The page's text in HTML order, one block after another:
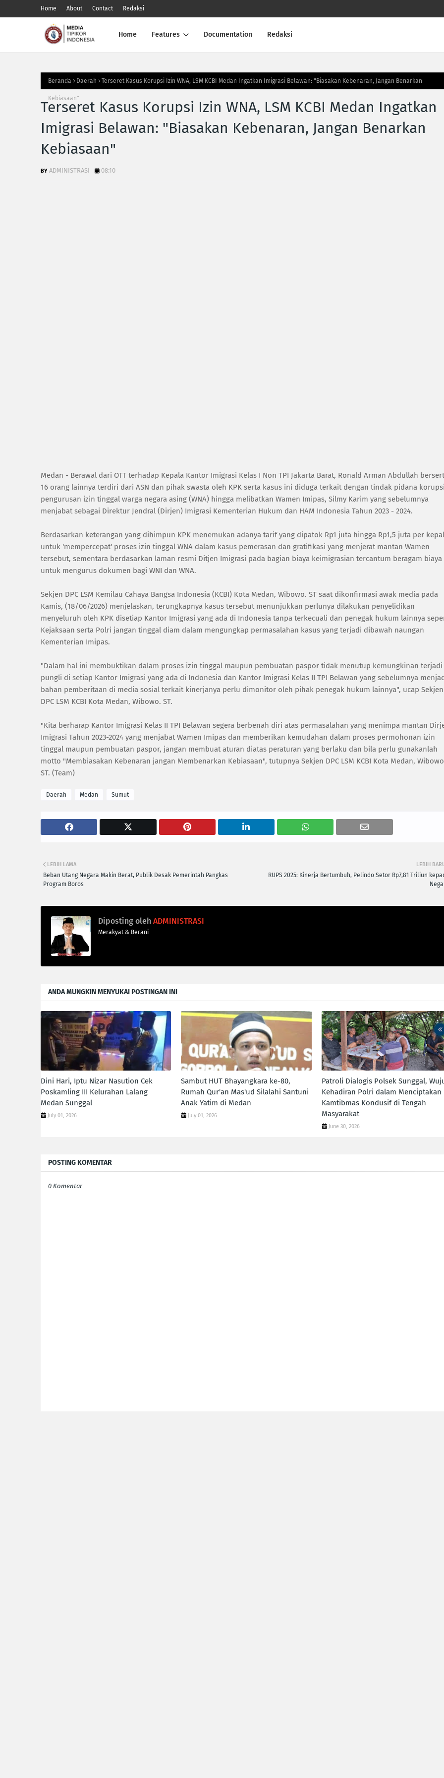
Home About Contact Redaksi
Home Features Documentation Redaksi
Beranda Daerah Terseret Kasus Korupsi Izin WNA, LSM KCBI Medan Ingatkan Imigrasi Belawan: "Biasakan Kebenaran, Jangan Benarkan
Kebiasaan"
Terseret Kasus Korupsi Izin WNA, LSM KCBI Medan Ingatkan
Imigrasi Belawan: "Biasakan Kebenaran, Jangan Benarkan
Kebiasaan"
ADMINISTRASI 08:10
Medan - Berawal dari OTT terhadap Kepala Kantor Imigrasi Kelas I Non TPI Jakarta Barat, Ronald Arman Abdullah
16 orang lainnya terdiri dari ASN dan pihak swasta oleh KPK serta kasus ini diduga terkait dengan tindak pidana
pengurusan izin tinggal warga negara asing (WNA) hingga melibatkan Wamen Imipas, Silmy Karim yang sebelumnya
menjabat sebagai Direktur Jendral (Dirjen) Imigrasi Kementerian Hukum dan HAM Indonesia Tahun 2023 - 2024.
‎Berdasarkan keterangan yang dihimpun KPK menemukan adanya tarif yang dipatok Rp1 juta hingga Rp1,5 juta per
untuk 'mempercepat' proses izin tinggal WNA dalam kasus pemerasan dan gratifikasi yang menjerat mantan Wamen
tersebut, sementara berdasarkan laman resmi Ditjen Imigrasi pada bagian biaya keimigrasian tercantum beragam biaya
untuk mengurus dokumen bagi WNI dan WNA.
‎Sekjen DPC LSM Kemilau Cahaya Bangsa Indonesia (KCBI) Kota Medan, Wibowo. ST saat dikonfirmasi awak media pada
Kamis, (18/06/2026) menjelaskan, terungkapnya kasus tersebut menunjukkan perlunya dilakukan penyelidikan
menyeluruh oleh KPK disetiap Kantor Imigrasi yang ada di Indonesia tanpa terkecuali dan penegak hukum lainnya
Kejaksaan serta Polri jangan tinggal diam dalam mengungkap permasalahan kasus yang terjadi dibawah naungan
Kementerian Imipas.
‎"Dalam hal ini membuktikan dalam proses izin tinggal maupun pembuatan paspor tidak menutup kemungkinan terjadi
pungli di setiap Kantor Imigrasi yang ada di Indonesia dan Kantor Imigrasi Kelas II TPI Belawan yang sebelumnya
bahan pemberitaan di media sosial terkait kinerjanya perlu dimonitor oleh pihak penegak hukum lainnya", ucap Sekjen
DPC LSM KCBI Kota Medan, Wibowo. ST.
‎"Kita berharap Kantor Imigrasi Kelas II TPI Belawan segera berbenah diri atas permasalahan yang menimpa mantan
Imigrasi Tahun 2023-2024 yang menjabat Wamen Imipas dan memberikan kemudahan dalam proses permohonan izin
tinggal maupun pembuatan paspor, jangan membuat aturan diatas peraturan yang berlaku dan bila perlu gunakanlah
motto "Membiasakan Kebenaran jangan Membenarkan Kebiasaan", tutupnya Sekjen DPC LSM KCBI Kota Medan,
ST. (Team)
Daerah Medan Sumut
LEBIH
RUPS 2025: Kinerja Bertumbuh, Pelindo Setor Rp7,81 Triliun
LEBIH LAMA
Beban Utang Negara Makin Berat, Publik Desak Pemerintah Pangkas
Program Boros
Diposting oleh ADMINISTRASI
Merakyat & Berani
ANDA MUNGKIN MENYUKAI POSTINGAN INI
Dini Hari, Iptu Nizar Nasution Cek
Poskamling III Kelurahan Lalang
Medan Sunggal
July 01, 2026
Sambut HUT Bhayangkara ke-80,
Rumah Qur'an Mas'ud Silalahi Santuni
Anak Yatim di Medan
July 01, 2026
Patroli Dialogis Polsek Sunggal,
Kehadiran Polri dalam Menciptakan
Kamtibmas Kondusif di Tengah
Masyarakat
June 30, 2026
POSTING KOMENTAR
0 Komentar